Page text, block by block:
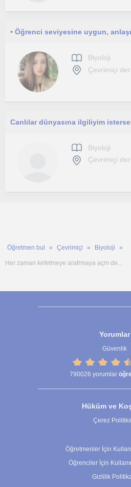
Biyoloji
Çevrimiçi
Biyoloji
Çevrimiçi
Öğretmen bul Çevrimiçi Biyoloji
Her zaman kefetmeye aratrmaya açm de...
Yorumlar
Güvenlik
790026 yorumlar
Hüküm ve
Çerez
Öğretmenler İçin
Öğrenciler İçin
Gizlilik